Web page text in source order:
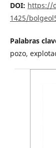
DOI: https://
1425/
Palabras
pozo,